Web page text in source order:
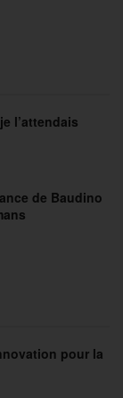
l’attendais
de Baudino
pour la